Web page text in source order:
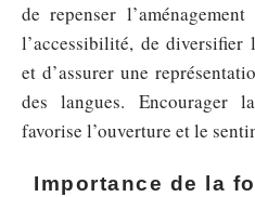
de repenser
l’accessibilité, de diversifier
et d’assurer une
des langues. Encourager
favorise l’ouverture et le
Importance de la